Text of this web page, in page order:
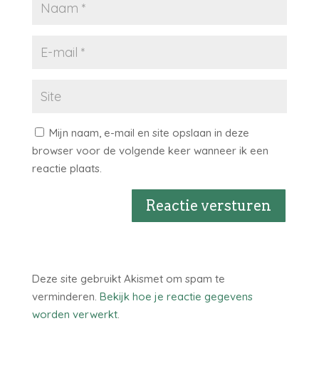
Mijn naam, e-mail en site opslaan in deze
browser voor de volgende keer wanneer ik een
reactie plaats.
Reactie versturen
Deze site gebruikt Akismet om spam te
verminderen. Bekijk hoe je reactie gegevens
worden verwerkt.